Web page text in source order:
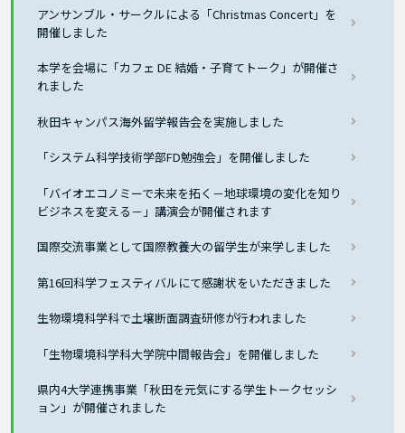
アンサンブル・サークルによる「Christmas Concert」を
開催しました
本学を会場に「カフェ DE 結婚・子育てトーク」が開催さ
れました
秋田キャンパス海外留学報告会を実施しました
「システム科学技術学部FD勉強会」を開催しました
「バイオエコノミーで未来を拓く－地球環境の変化を知り
ビジネスを変える－」講演会が開催されます
国際交流事業として国際教養大の留学生が来学しました
第16回科学フェスティバルにて感謝状をいただきました
生物環境科学科で土壌断面調査研修が行われました
「生物環境科学科大学院中間報告会」を開催しました
県内4大学連携事業「秋田を元気にする学生トークセッシ
ョン」が開催されました